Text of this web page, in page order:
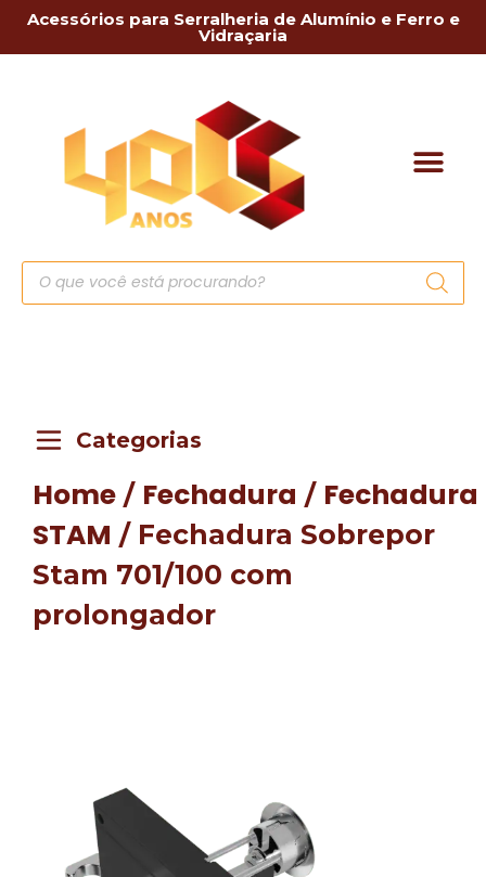
Acessórios para Serralheria de Alumínio e Ferro e
Vidraçaria
Categorias
Home / Fechadura / Fechadura
STAM / Fechadura Sobrepor
Stam 701/100 com
prolongador